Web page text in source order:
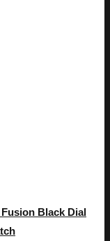
Black Dial